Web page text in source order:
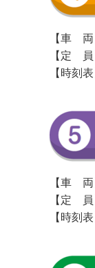
【車
【定
【時刻表
【車
【定
【時刻表